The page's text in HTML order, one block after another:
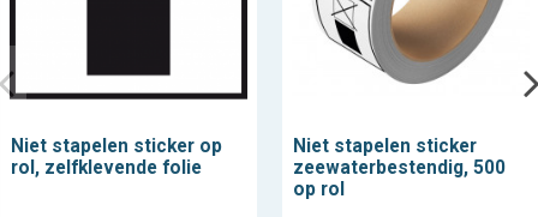
Niet stapelen sticker op
rol, zelfklevende folie
Niet stapelen sticker
zeewaterbestendig, 500
op rol